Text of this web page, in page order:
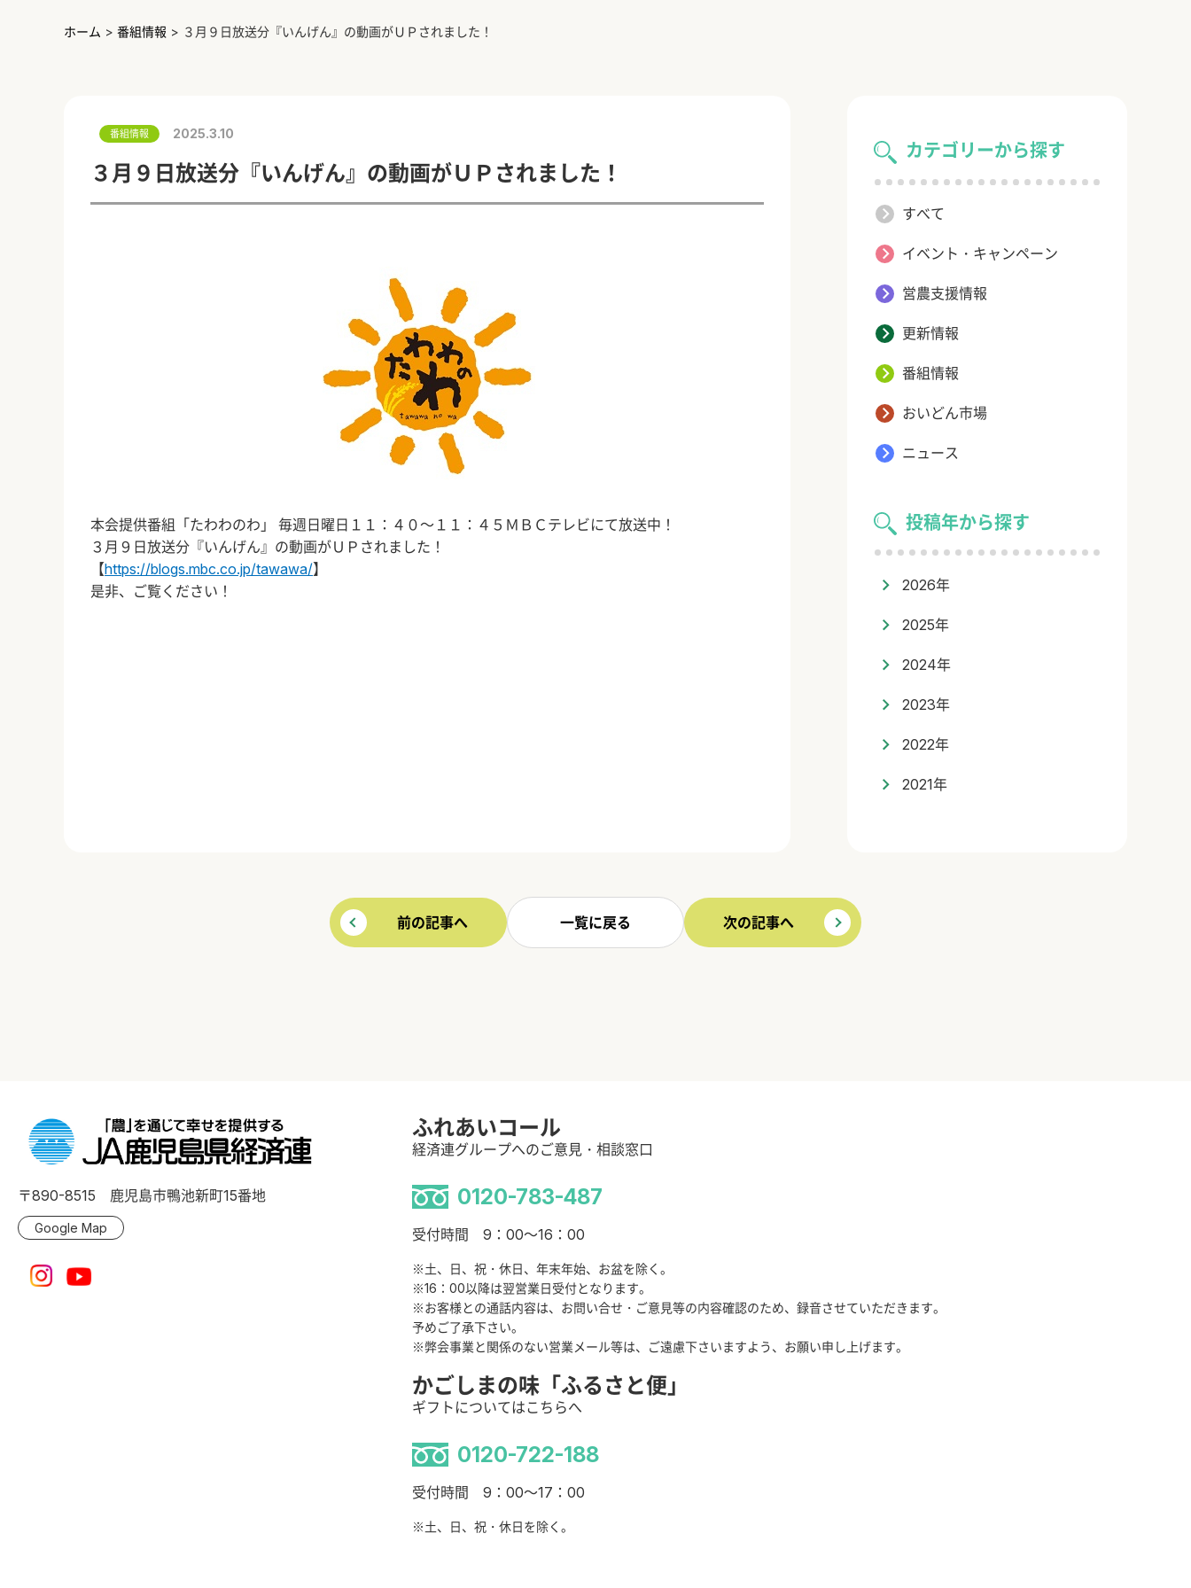
ホーム > 番組情報 > ３月９日放送分『いんげん』の動画がＵＰされました！
カテゴリーから探す
すべて
イベント・キャンペーン
営農支援情報
更新情報
番組情報
おいどん市場
ニュース
投稿年から探す
2026年
2025年
2024年
2023年
2022年
2021年
番組情報 2025.3.10
３月９日放送分『いんげん』の動画がＵＰされました！
本会提供番組「たわわのわ」 毎週日曜日１１：４０～１１：４５ＭＢＣテレビにて放送中！
３月９日放送分『いんげん』の動画がＵＰされました！
【https://blogs.mbc.co.jp/tawawa/】
是非、ご覧ください！
前の記事へ 一覧に戻る 次の記事へ
〒890-8515 鹿児島市鴨池新町15番地
Google Map
ふれあいコール
経済連グループへのご意見・相談窓口
0120-783-487
受付時間 9：00～16：00
※土、日、祝・休日、年末年始、お盆を除く。
※16：00以降は翌営業日受付となります。
※お客様との通話内容は、お問い合せ・ご意見等の内容確認のため、録音させていただきます。
予めご了承下さい。
※弊会事業と関係のない営業メール等は、ご遠慮下さいますよう、お願い申し上げます。
かごしまの味「ふるさと便」
ギフトについてはこちらへ
0120-722-188
受付時間 9：00～17：00
※土、日、祝・休日を除く。